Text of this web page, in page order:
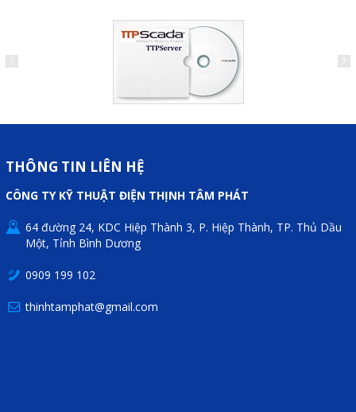
THÔNG TIN LIÊN HỆ
CÔNG TY KỸ THUẬT ĐIỆN THỊNH TÂM PHÁT
64 đường 24, KDC Hiệp Thành 3, P. Hiệp Thành, TP. Thủ Dầu
Một, Tỉnh Bình Dương
0909 199 102
thinhtamphat@gmail.com